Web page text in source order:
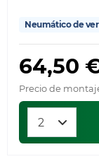
Neumático de
64,50
Precio de